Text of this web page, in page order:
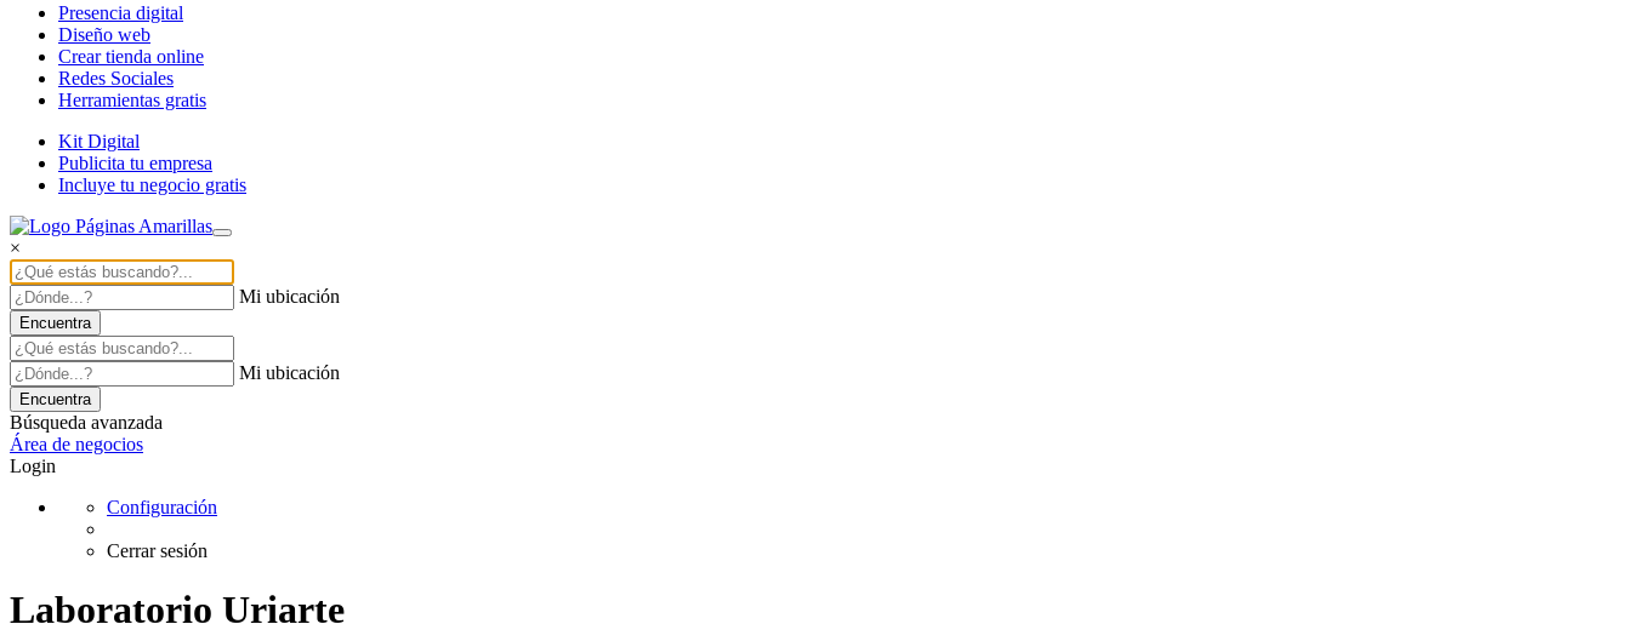
Presencia digital
Diseño web
Crear tienda online
Redes Sociales
Herramientas gratis
Kit Digital
Publicita tu empresa
Incluye tu negocio gratis
×
Mi ubicación
Encuentra
Mi ubicación
Encuentra
Búsqueda avanzada
Área de negocios
Login
Configuración
Cerrar sesión
Laboratorio Uriarte